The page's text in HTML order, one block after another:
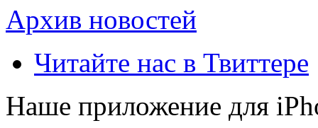
Архив новостей
Читайте нас в Твиттере
Наше приложение для